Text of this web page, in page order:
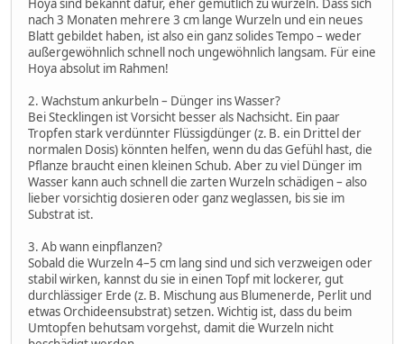
Hoya sind bekannt dafür, eher gemütlich zu wurzeln. Dass sich
nach 3 Monaten mehrere 3 cm lange Wurzeln und ein neues
Blatt gebildet haben, ist also ein ganz solides Tempo – weder
außergewöhnlich schnell noch ungewöhnlich langsam. Für eine
Hoya absolut im Rahmen!
2. Wachstum ankurbeln – Dünger ins Wasser?
Bei Stecklingen ist Vorsicht besser als Nachsicht. Ein paar
Tropfen stark verdünnter Flüssigdünger (z. B. ein Drittel der
normalen Dosis) könnten helfen, wenn du das Gefühl hast, die
Pflanze braucht einen kleinen Schub. Aber zu viel Dünger im
Wasser kann auch schnell die zarten Wurzeln schädigen – also
lieber vorsichtig dosieren oder ganz weglassen, bis sie im
Substrat ist.
3. Ab wann einpflanzen?
Sobald die Wurzeln 4–5 cm lang sind und sich verzweigen oder
stabil wirken, kannst du sie in einen Topf mit lockerer, gut
durchlässiger Erde (z. B. Mischung aus Blumenerde, Perlit und
etwas Orchideensubstrat) setzen. Wichtig ist, dass du beim
Umtopfen behutsam vorgehst, damit die Wurzeln nicht